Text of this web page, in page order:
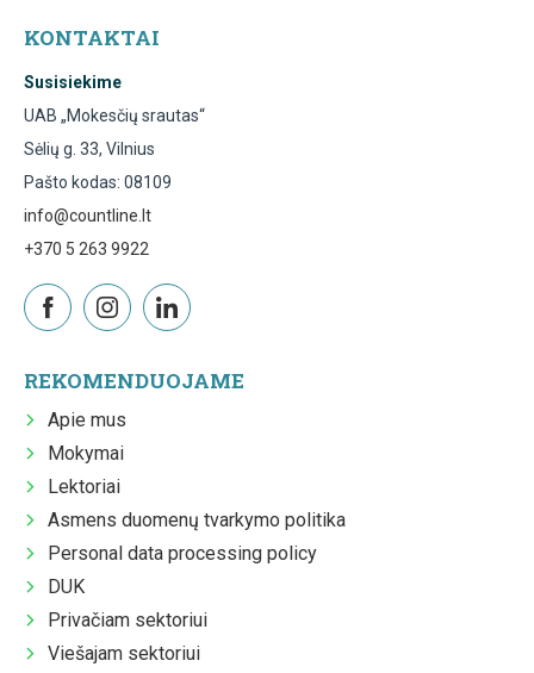
KONTAKTAI
Susisiekime
UAB „Mokesčių srautas“
Sėlių g. 33, Vilnius
Pašto kodas: 08109
info@countline.lt
+370 5 263 9922
REKOMENDUOJAME
Apie mus
Mokymai
Lektoriai
Asmens duomenų tvarkymo politika
Personal data processing policy
DUK
Privačiam sektoriui
Viešajam sektoriui